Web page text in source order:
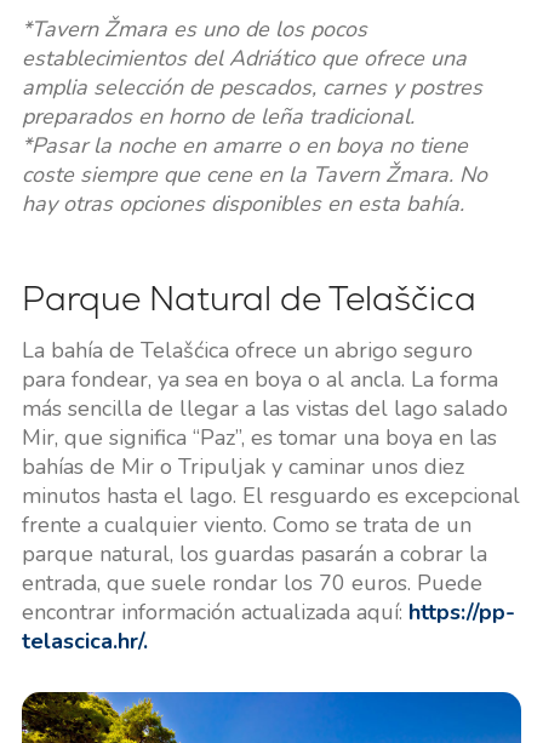
*Tavern Žmara es uno de los pocos
establecimientos del Adriático que ofrece una
amplia selección de pescados, carnes y postres
preparados en horno de leña tradicional.
*Pasar la noche en amarre o en boya no tiene
coste siempre que cene en la Tavern Žmara. No
hay otras opciones disponibles en esta bahía.
Parque Natural de Telaščica
La bahía de Telašćica ofrece un abrigo seguro
para fondear, ya sea en boya o al ancla. La forma
más sencilla de llegar a las vistas del lago salado
Mir, que significa “Paz”, es tomar una boya en las
bahías de Mir o Tripuljak y caminar unos diez
minutos hasta el lago. El resguardo es excepcional
frente a cualquier viento. Como se trata de un
parque natural, los guardas pasarán a cobrar la
entrada, que suele rondar los 70 euros. Puede
encontrar información actualizada aquí: https://pp-
telascica.hr/.